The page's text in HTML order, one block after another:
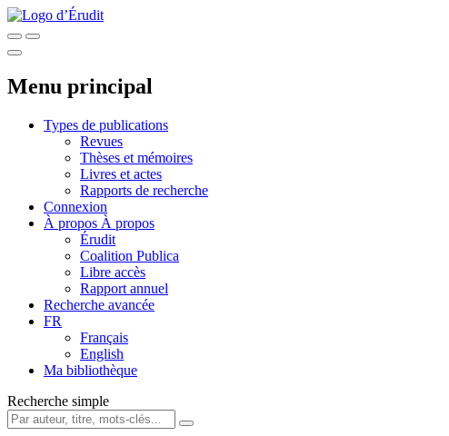
Menu principal
Types de publications
Revues
Thèses et mémoires
Livres et actes
Rapports de recherche
Connexion
À propos À propos
Érudit
Coalition Publica
Libre accès
Rapport annuel
Recherche avancée
FR
Français
English
Ma bibliothèque
Recherche simple